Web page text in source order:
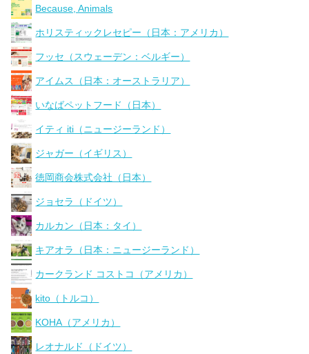
Because, Animals
ホリスティックレセピー（日本：アメリカ）
フッセ（スウェーデン：ベルギー）
アイムス（日本：オーストラリア）
いなばペットフード（日本）
イティ iti（ニュージーランド）
ジャガー（イギリス）
徳岡商会株式会社（日本）
ジョセラ（ドイツ）
カルカン（日本：タイ）
キアオラ（日本：ニュージーランド）
カークランド コストコ（アメリカ）
kito（トルコ）
KOHA（アメリカ）
レオナルド（ドイツ）